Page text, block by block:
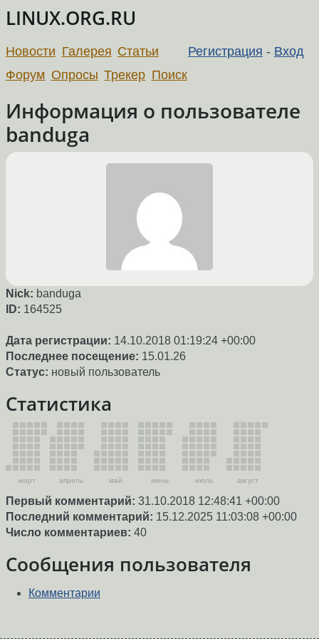
LINUX.ORG.RU
Регистрация - Вход
Новости Галерея Статьи
Форум Опросы Трекер Поиск
Информация о пользователе
banduga
Nick: banduga
ID: 164525
Дата регистрации: 14.10.2018 01:19:24 +00:00
Последнее посещение: 15.01.26
Статус: новый пользователь
Статистика
март апрель май июнь июль август
Первый комментарий: 31.10.2018 12:48:41 +00:00
Последний комментарий: 15.12.2025 11:03:08 +00:00
Число комментариев: 40
Сообщения пользователя
Комментарии